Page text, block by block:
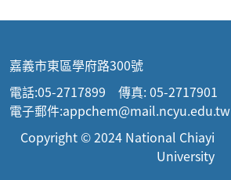
嘉義市東區學府路300號
電話:05-2717899 傳真: 05-2717901
電子郵件:appchem@mail.ncyu.edu.tw
Copyright © 2024 National Chiayi
University